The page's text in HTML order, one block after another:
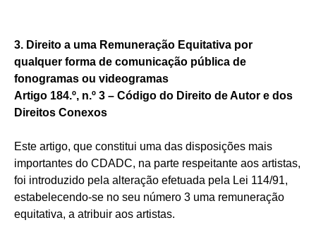
3. Direito a uma Remuneração Equitativa por
qualquer forma de comunicação pública de
fonogramas ou videogramas
Artigo 184.º, n.º 3 – Código do Direito de Autor e dos
Direitos Conexos
Este artigo, que constitui uma das disposições mais
importantes do CDADC, na parte respeitante aos artistas,
foi introduzido pela alteração efetuada pela Lei 114/91,
estabelecendo-se no seu número 3 uma remuneração
equitativa, a atribuir aos artistas.